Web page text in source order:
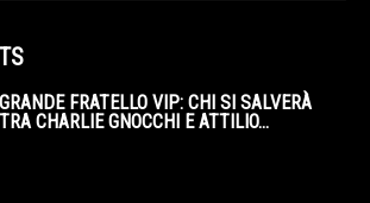
GRANDE FRATELLO VIP: CHI SI SALVERÀ
TRA CHARLIE GNOCCHI E ATTILIO...